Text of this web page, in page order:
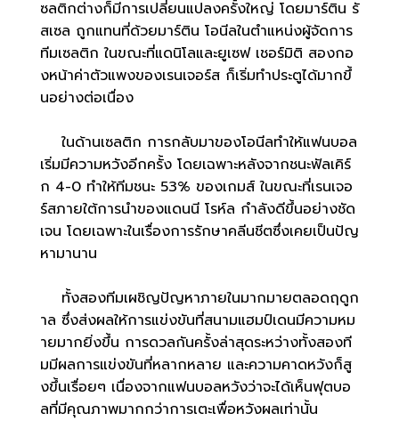
ซลติกต่างก็มีการเปลี่ยนแปลงครั้งใหญ่ โดยมาร์ติน รั
สเซล ถูกแทนที่ด้วยมาร์ติน โอนีลในตำแหน่งผู้จัดการ
ทีมเซลติก ในขณะที่แดนิโลและยูเซฟ เชอร์มิติ สองกอ
งหน้าค่าตัวแพงของเรนเจอร์ส ก็เริ่มทำประตูได้มากขึ้
นอย่างต่อเนื่อง
ในด้านเซลติก การกลับมาของโอนีลทำให้แฟนบอล
เริ่มมีความหวังอีกครั้ง โดยเฉพาะหลังจากชนะฟัลเคิร์
ก 4-0 ทำให้ทีมชนะ 53% ของเกมส์ ในขณะที่เรนเจอ
ร์สภายใต้การนำของแดนนี โรห์ล กำลังดีขึ้นอย่างชัด
เจน โดยเฉพาะในเรื่องการรักษาคลีนชีตซึ่งเคยเป็นปัญ
หามานาน
ทั้งสองทีมเผชิญปัญหาภายในมากมายตลอดฤดูก
าล ซึ่งส่งผลให้การแข่งขันที่สนามแฮมป์เดนมีความหม
ายมากยิ่งขึ้น การดวลกันครั้งล่าสุดระหว่างทั้งสองที
มมีผลการแข่งขันที่หลากหลาย และความคาดหวังก็สู
งขึ้นเรื่อยๆ เนื่องจากแฟนบอลหวังว่าจะได้เห็นฟุตบอ
ลที่มีคุณภาพมากกว่าการเตะเพื่อหวังผลเท่านั้น